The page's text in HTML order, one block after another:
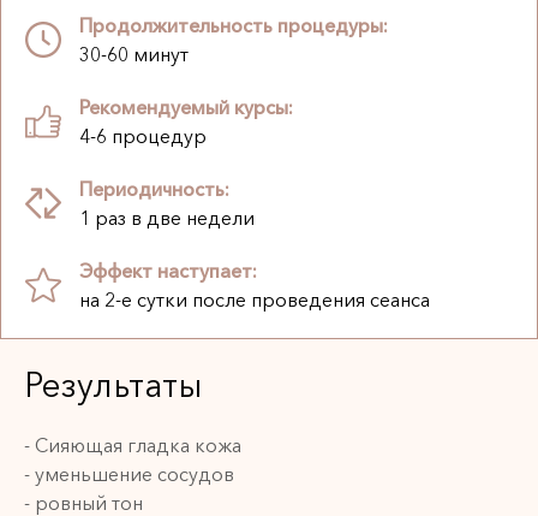
Продолжительность процедуры:
30-60 минут
Рекомендуемый курсы:
4-6 процедур
Периодичность:
1 раз в две недели
Эффект наступает:
на 2-е сутки после проведения сеанса
Результаты
- Сияющая гладка кожа
- уменьшение сосудов
- ровный тон